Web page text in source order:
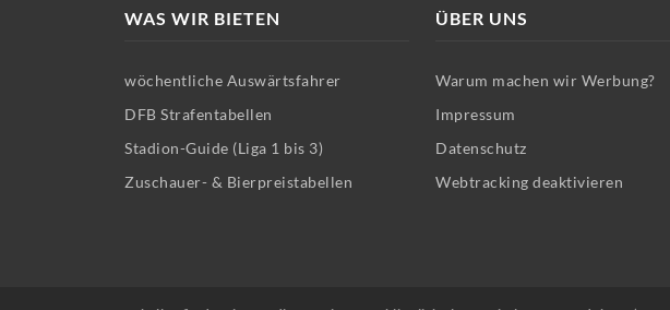
WAS WIR BIETEN
wöchentliche Auswärtsfahrer
DFB Strafentabellen
Stadion-Guide (Liga 1 bis 3)
Zuschauer- & Bierpreistabellen
ÜBER UNS
Warum machen wir Werbung?
Impressum
Datenschutz
Webtracking deaktivieren